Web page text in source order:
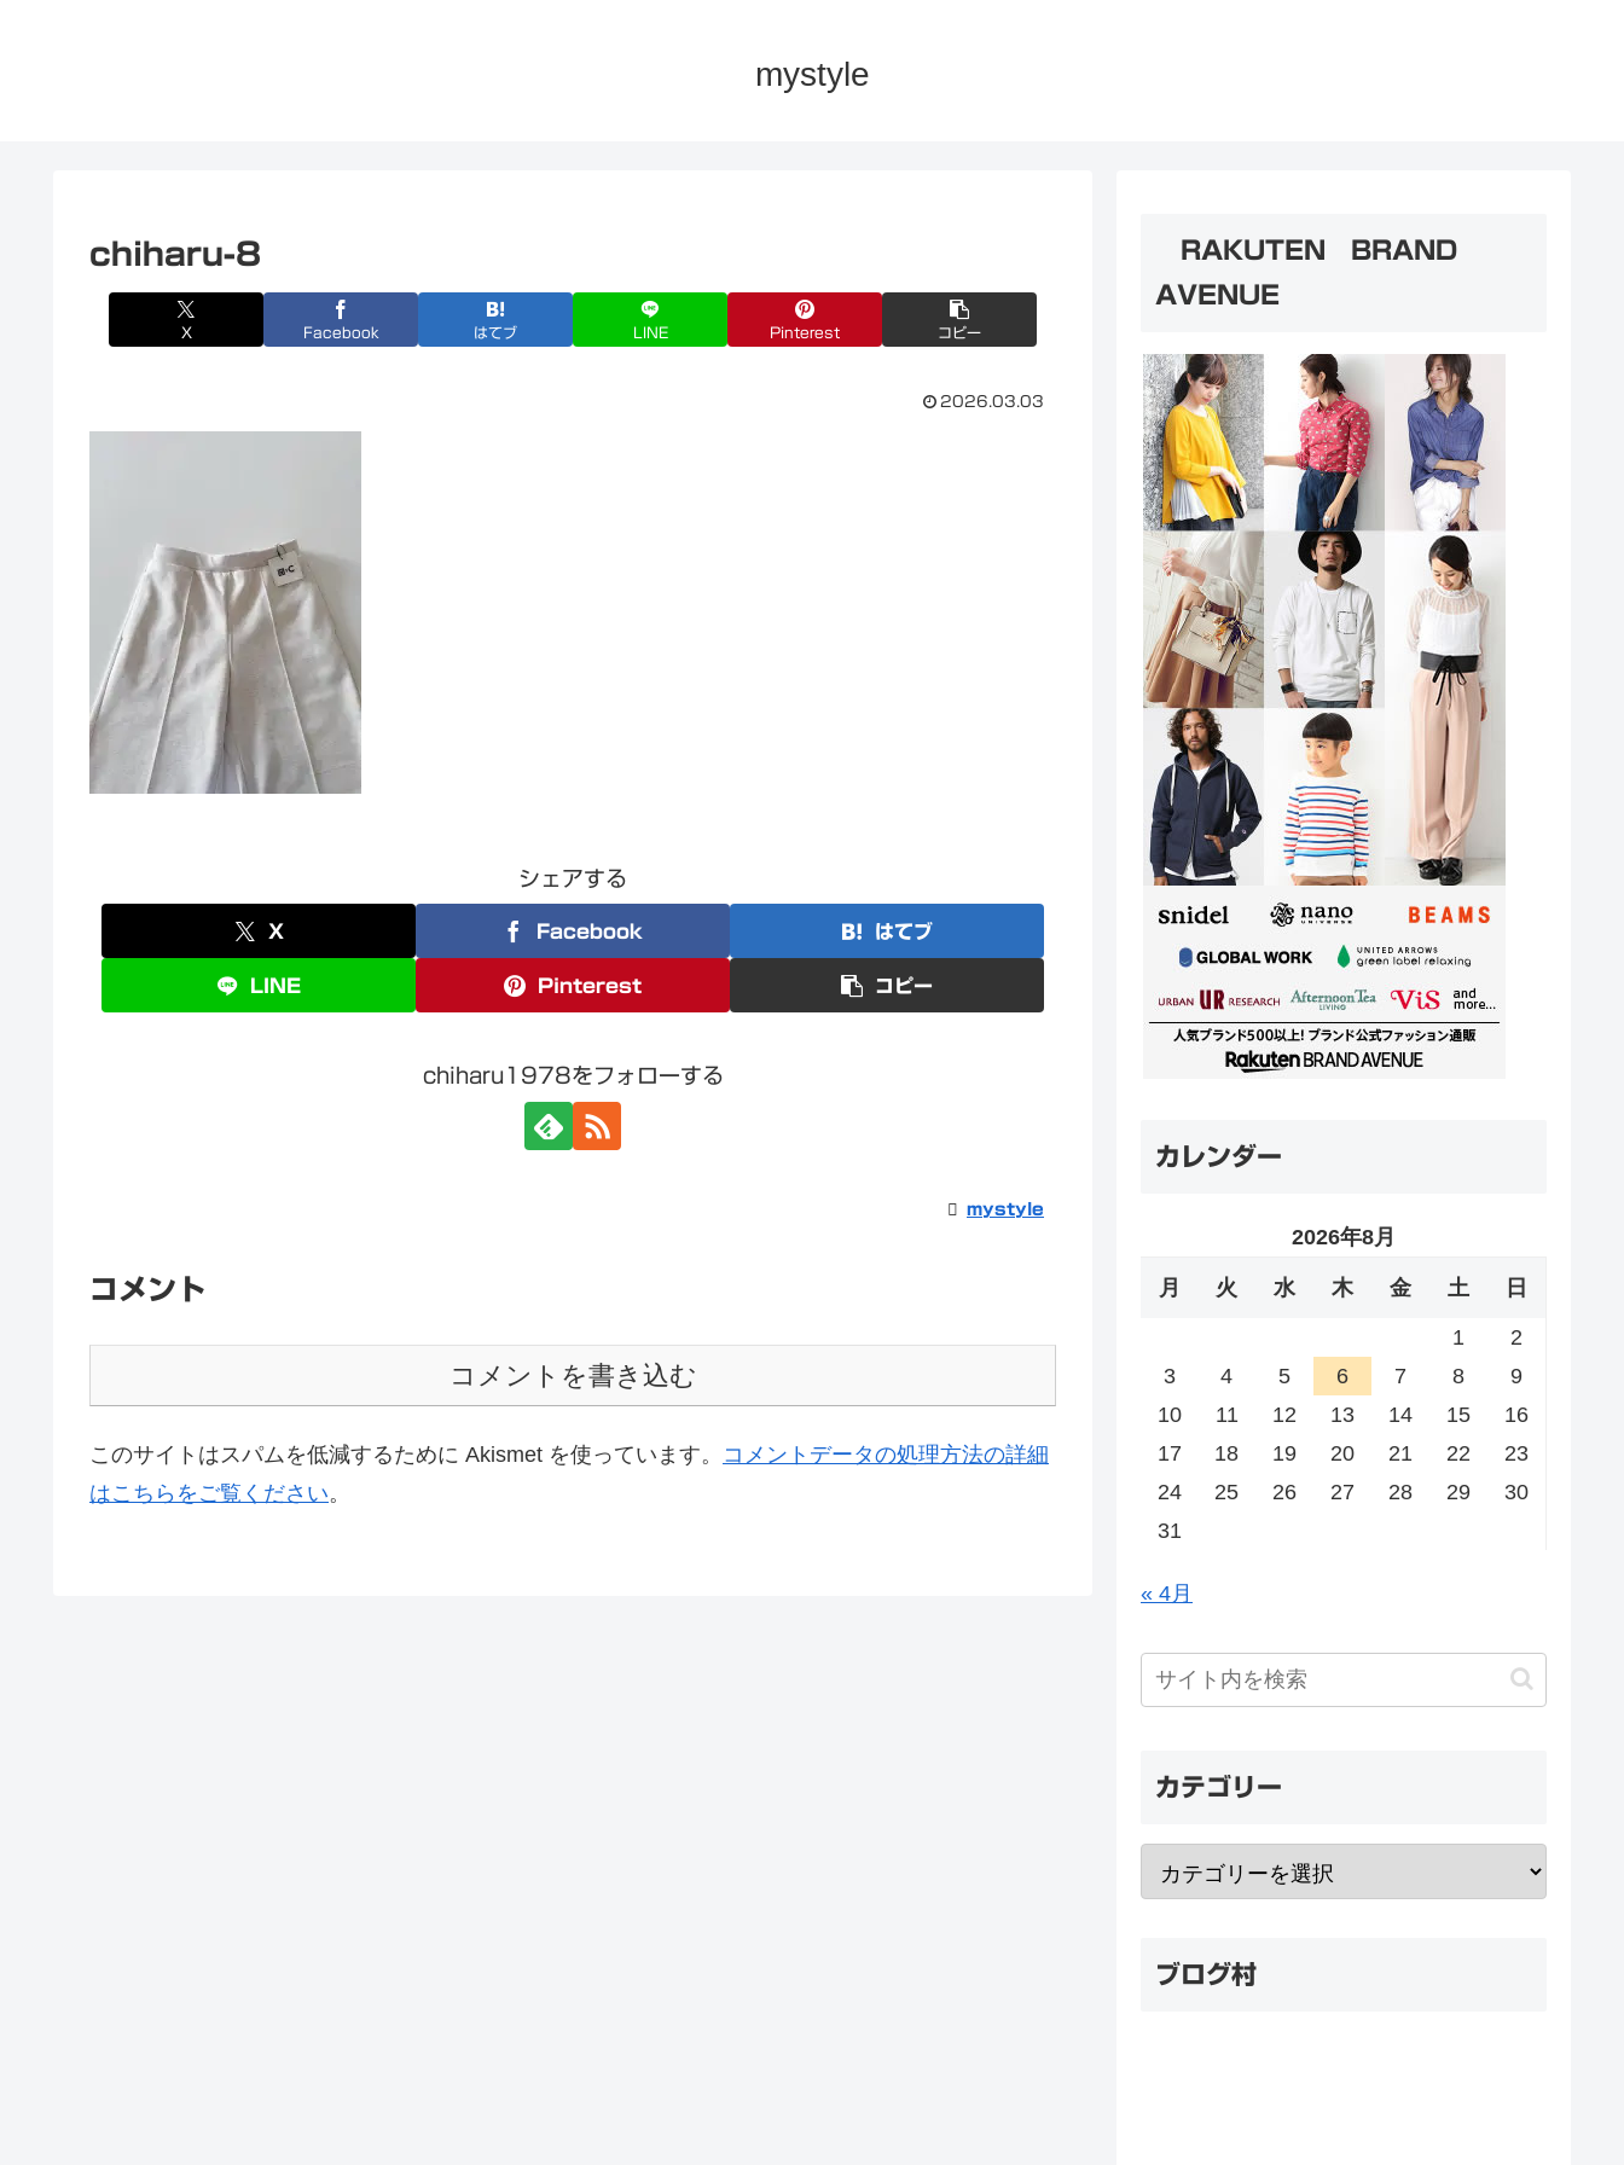
mystyle
chiharu-8
X Facebook はてブ LINE Pinterest コピー
2026.03.03
シェアする
X Facebook はてブ
LINE Pinterest コピー
chiharu1978をフォローする
mystyle
コメント
コメントを書き込む
このサイトはスパムを低減するために Akismet を使っています。 コメントデータの処理方法の詳細
はこちらをご覧ください。
RAKUTEN BRAND
AVENUE
カレンダー
2026年8月
月 火 水 木 金 土 日
1
2
3
4 5 6 7 8
9
10
11 12 13 14 15
16
17
18 19 20 21 22
23
24
25 26 27 28 29
30
31
« 4月
カテゴリー
ブログ村